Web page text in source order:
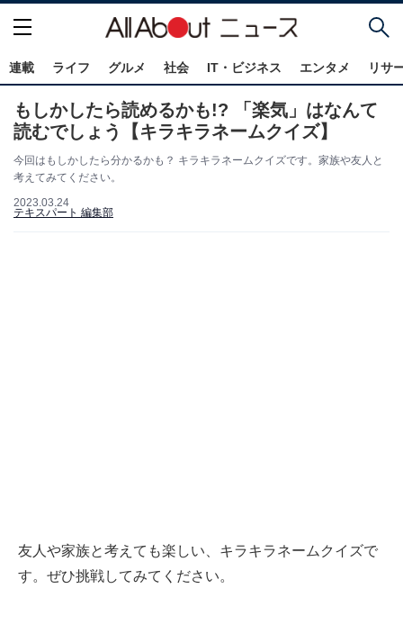
連載 ライフ グルメ 社会 IT・ビジネス エンタメ リサ
もしかしたら読めるかも!? 「楽気」はなんて
読むでしょう【キラキラネームクイズ】
今回はもしかしたら分かるかも？ キラキラネームクイズです。家族や友人と
考えてみてください。
2023.03.24
テキスパート 編集部
友人や家族と考えても楽しい、キラキラネームクイズで
す。ぜひ挑戦してみてください。